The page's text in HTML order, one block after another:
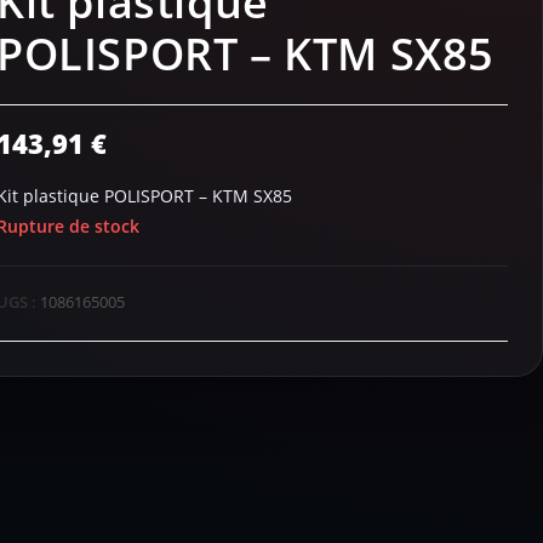
– KTM SX85
€
plastique POLISPORT – KTM SX85
de stock
: 1086165005